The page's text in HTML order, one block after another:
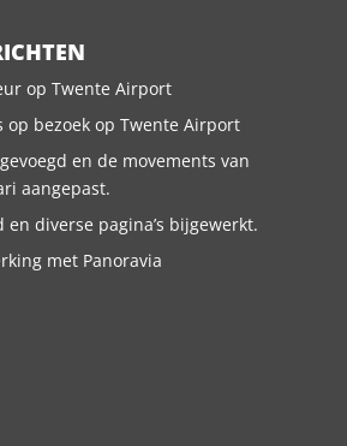
op Twente Airport
op bezoek op Twente Airport
en de movements van
aangepast.
en diverse pagina’s bijgewerkt.
met Panoravia